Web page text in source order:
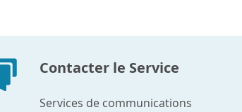
Contacter le Service
Services de communications